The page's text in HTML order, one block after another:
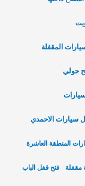
المقفلة
حولي
سيارات الاحمدي
المنطقة العاشرة
مقفلة فتح قفل الباب